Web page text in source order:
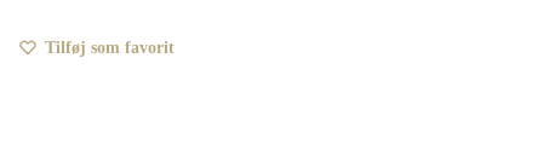
Tilføj som favorit